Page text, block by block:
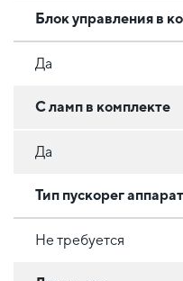
Блок управления в
Да
С ламп в комплекте
Да
Тип пускорег
Не требуется